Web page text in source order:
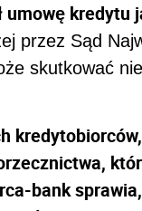
umowę kredytu
przez Sąd
skutkować
bank